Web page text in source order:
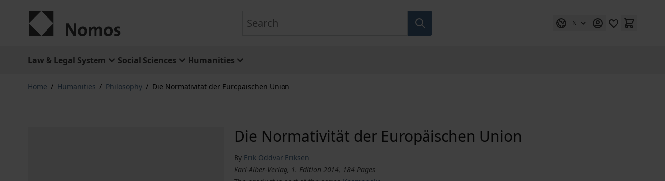
EN
Law & Legal System Social Sciences Humanities
Home / Humanities / Philosophy / Die Normativität der Europäischen Union
Die Normativität der Europäischen Union
By Erik Oddvar Eriksen
Karl-Alber-Verlag, 1. Edition 2014, 184 Pages